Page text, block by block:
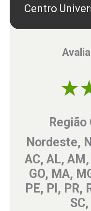
Centro
Nordeste,
AC, AL, AM,
GO, MA,
PE, PI, PR,